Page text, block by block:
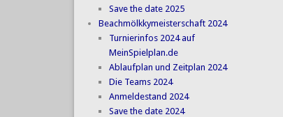
Save the date 2025
Beachmölkkymeisterschaft 2024
Turnierinfos 2024 auf
MeinSpielplan.de
Ablaufplan und Zeitplan 2024
Die Teams 2024
Anmeldestand 2024
Save the date 2024